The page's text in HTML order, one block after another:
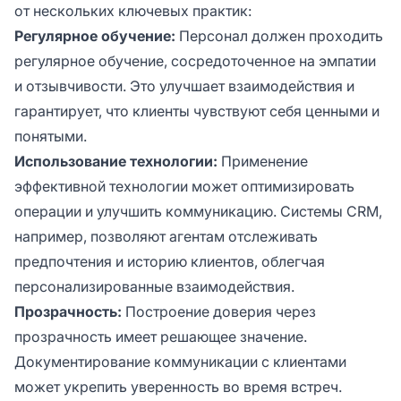
от нескольких ключевых практик:
Регулярное обучение: Персонал должен проходить
регулярное обучение, сосредоточенное на эмпатии
и отзывчивости. Это улучшает взаимодействия и
гарантирует, что клиенты чувствуют себя ценными и
понятыми.
Использование технологии: Применение
эффективной технологии может оптимизировать
операции и улучшить коммуникацию. Системы CRM,
например, позволяют агентам отслеживать
предпочтения и историю клиентов, облегчая
персонализированные взаимодействия.
Прозрачность: Построение доверия через
прозрачность имеет решающее значение.
Документирование коммуникации с клиентами
может укрепить уверенность во время встреч.